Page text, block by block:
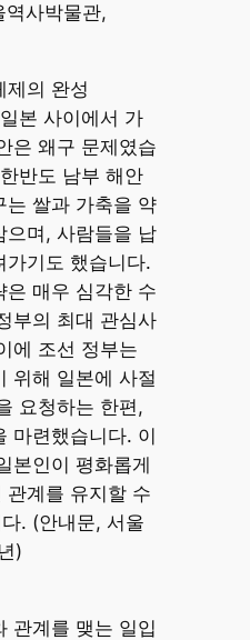
역사박물관,
제의 완성
본 사이에서 가
은 왜구 문제였습
반도 남부 해안
는 쌀과 가축을 약
으며, 사람들을 납
가기도 했습니다.
은 매우 심각한 수
부의 최대 관심사
에 조선 정부는
위해 일본에 사절
요청하는 한편,
마련했습니다. 이
본인이 평화롭게
관계를 유지할 수
. (안내문, 서울
)
관계를 맺는 일입